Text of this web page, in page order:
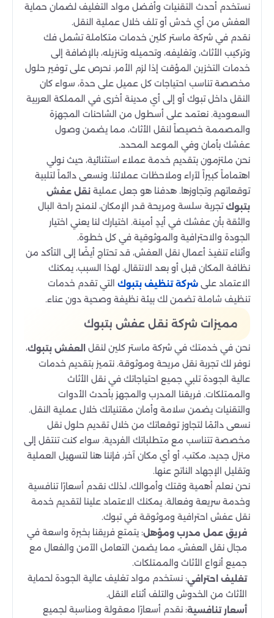
نستخدم أحدث التقنيات وأفضل مواد التغليف لضمان حماية
العفش من أي خدش أو تلف خلال عملية النقل.
نقدم في شركة ماستر كلين خدمات متكاملة تشمل فك
وتركيب الأثاث، وتغليفه، وتحميله وتنزيله، بالإضافة إلى
خدمات التخزين المؤقت إذا لزم الأمر. نحرص على توفير حلول
مخصصة تناسب احتياجات كل عميل على حدة، سواء كان
النقل داخل تبوك أو إلى أي مدينة أخرى في المملكة العربية
السعودية. نعتمد على أسطول من الشاحنات المجهزة
والمصممة خصيصاً لنقل الأثاث، مما يضمن وصول
عفشك بأمان وفي الموعد المحدد.
نحن ملتزمون بتقديم خدمة عملاء استثنائية، حيث نولي
اهتماماً كبيراً لآراء وملاحظات عملائنا، ونسعى دائماً لتلبية
توقعاتهم وتجاوزها. هدفنا هو جعل عملية نقل عفش
بتبوكتجربة سلسة ومريحة قدر الإمكان، لنمنح راحة البال
والثقة بأن عفشك في أيدٍ أمينة. اختيارك لنا يعني اختيار
الجودة والاحترافية والموثوقية في كل خطوة.
وأثناء تنفيذ أعمال نقل العفش، قد تحتاج أيضًا إلى التأكد من
نظافة المكان قبل أو بعد الانتقال. لهذا السبب، يمكنك
الاعتماد على شركة تنظيف بتبوك التي تقدم خدمات
تنظيف شاملة تضمن لك بيئة نظيفة وصحية دون عناء.
مميزات شركة نقل عفش بتبوك
نحن في خدمتك في شركة ماستر كلين لنقل العفش بتبوك،
نوفر لك تجربة نقل مريحة وموثوقة. نتميز بتقديم خدمات
عالية الجودة تلبي جميع احتياجاتك في نقل الأثاث
والممتلكات. فريقنا المدرب والمجهز بأحدث الأدوات
والتقنيات يضمن سلامة وأمان مقتنياتك خلال عملية النقل.
نسعى دائمًا لتجاوز توقعاتك من خلال تقديم حلول نقل
مخصصة تتناسب مع متطلباتك الفردية. سواء كنت تنتقل إلى
منزل جديد، مكتب، أو أي مكان آخر، فإننا هنا لتسهيل العملية
وتقليل الإجهاد الناتج عنها.
نحن نعلم أهمية وقتك وأموالك، لذلك نقدم أسعارًا تنافسية
وخدمة سريعة وفعالة. يمكنك الاعتماد علينا لتقديم خدمة
نقل عفش احترافية وموثوقة في تبوك.
فريق عمل مدرب ومؤهل: يتمتع فريقنا بخبرة واسعة في
مجال نقل العفش، مما يضمن التعامل الآمن والفعال مع
جميع أنواع الأثاث والممتلكات.
تغليف احترافي: نستخدم مواد تغليف عالية الجودة لحماية
الأثاث من الخدوش والتلف أثناء النقل.
أسعار تنافسية: نقدم أسعارًا معقولة ومناسبة لجميع